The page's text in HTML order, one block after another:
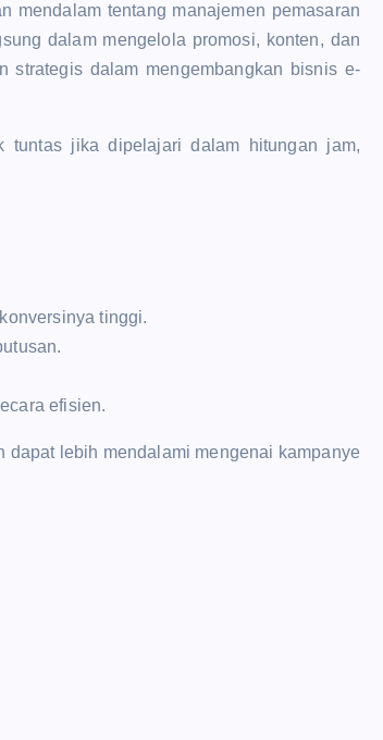
mendalam tentang manajemen pemasaran
dalam mengelola promosi, konten, dan
strategis dalam mengembangkan bisnis e-
tuntas jika dipelajari dalam hitungan jam,
tinggi.
efisien.
dapat lebih mendalami mengenai kampanye